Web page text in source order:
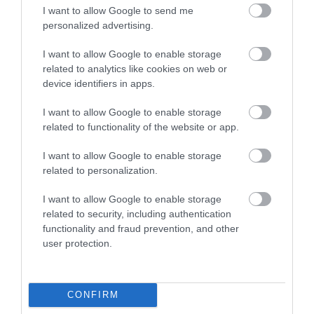
I want to allow Google to send me
personalized advertising.
I want to allow Google to enable storage
related to analytics like cookies on web or
device identifiers in apps.
I want to allow Google to enable storage
related to functionality of the website or app.
I want to allow Google to enable storage
related to personalization.
I want to allow Google to enable storage
related to security, including authentication
functionality and fraud prevention, and other
user protection.
CONFIRM
la...@freemail.hu
A férjemmel gyakran járunk
éttermekbe. A Diófában
voltunk már régebben is, már
akkor bekerült nálunk a 3
közé. Akkor a benti részben
ültünk, most a
kerthelyiségben. Álomszép a
kert, gyönyörű növényekkel,
sarokban gyerekeknek
kialakított kis játszósarokkal. A
kiszolgálás szuper, és az
tudok belekötni, mindenben
maximális pontszámot adok,